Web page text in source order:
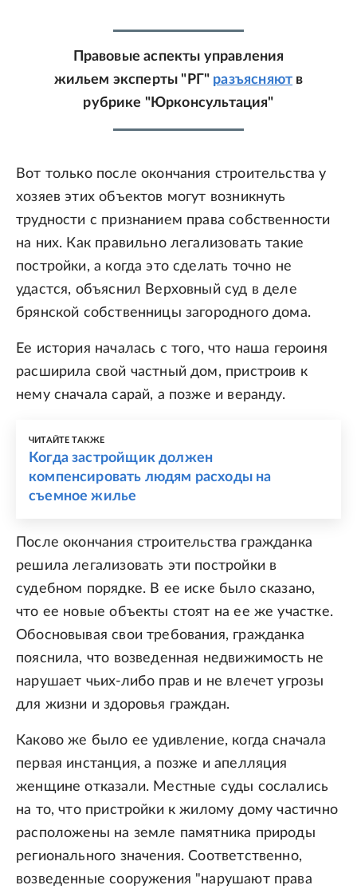
Правовые аспекты управления
жильем эксперты "РГ" разъясняют в
рубрике "Юрконсультация"
Вот только после окончания строительства у
хозяев этих объектов могут возникнуть
трудности с признанием права собственности
на них. Как правильно легализовать такие
постройки, а когда это сделать точно не
удастся, объяснил Верховный суд в деле
брянской собственницы загородного дома.
Ее история началась с того, что наша героиня
расширила свой частный дом, пристроив к
нему сначала сарай, а позже и веранду.
ЧИТАЙТЕ ТАКЖЕ
Когда застройщик должен
компенсировать людям расходы на
съемное жилье
После окончания строительства гражданка
решила легализовать эти постройки в
судебном порядке. В ее иске было сказано,
что ее новые объекты стоят на ее же участке.
Обосновывая свои требования, гражданка
пояснила, что возведенная недвижимость не
нарушает чьих-либо прав и не влечет угрозы
для жизни и здоровья граждан.
Каково же было ее удивление, когда сначала
первая инстанция, а позже и апелляция
женщине отказали. Местные суды сослались
на то, что пристройки к жилому дому частично
расположены на земле памятника природы
регионального значения. Соответственно,
возведенные сооружения "нарушают права